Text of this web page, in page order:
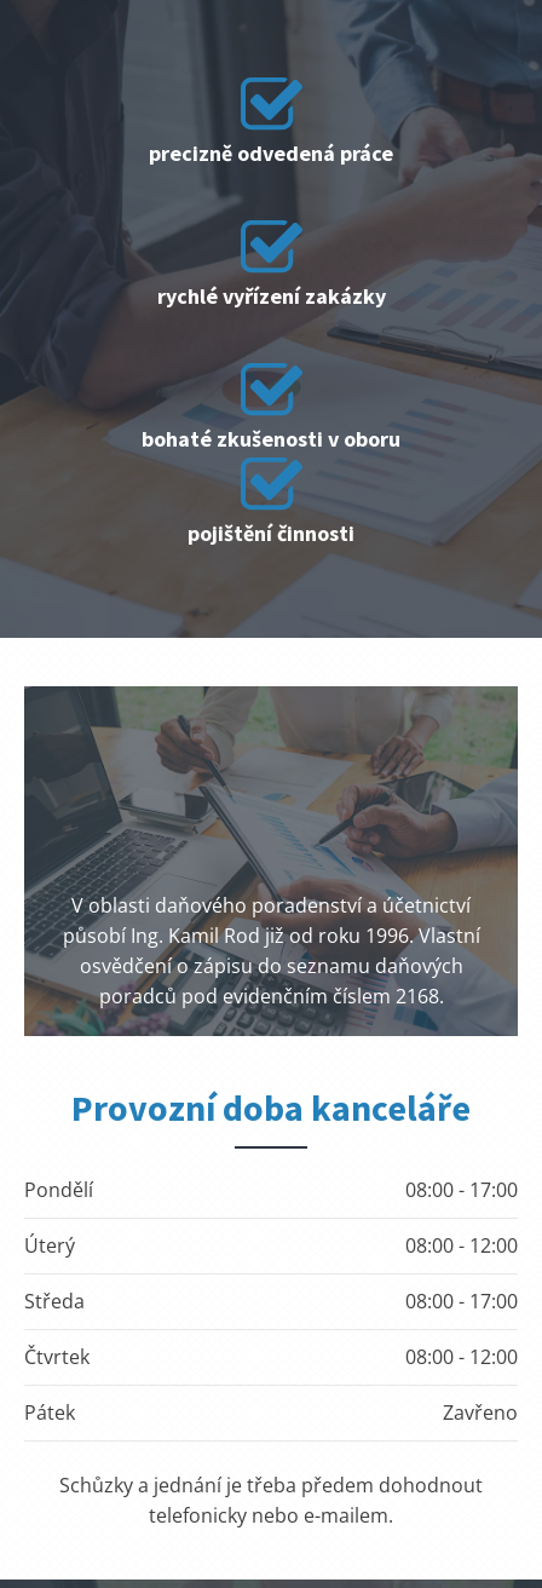
precizně odvedená práce
rychlé vyřízení zakázky
bohaté zkušenosti v oboru
pojištění činnosti
V oblasti daňového poradenství a účetnictví
působí Ing. Kamil Rod již od roku 1996. Vlastní
osvědčení o zápisu do seznamu daňových
poradců pod evidenčním číslem 2168.
Provozní doba kanceláře
Pondělí 08:00 - 17:00
Úterý 08:00 - 12:00
Středa 08:00 - 17:00
Čtvrtek 08:00 - 12:00
Pátek Zavřeno
Schůzky a jednání je třeba předem dohodnout
telefonicky nebo e-mailem.